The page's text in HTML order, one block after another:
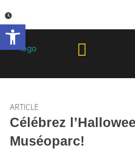
au
contenu
ARTICLE
Célébrez
Muséoparc!
Ouvrir la barre d’outils